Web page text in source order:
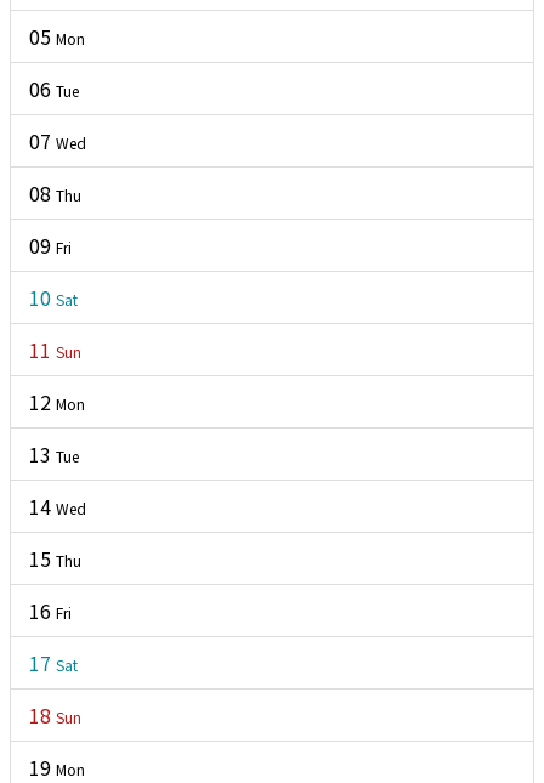
05 Mon
06 Tue
07 Wed
08 Thu
09 Fri
10 Sat
11 Sun
12 Mon
13 Tue
14 Wed
15 Thu
16 Fri
17 Sat
18 Sun
19 Mon